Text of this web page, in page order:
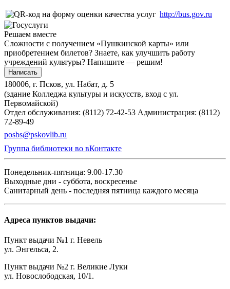
http://bus.gov.ru
Решаем вместе
Сложности с получением «Пушкинской карты» или
приобретением билетов? Знаете, как улучшить работу
учреждений культуры? Напишите — решим!
Написать
180006, г. Псков, ул. Набат, д. 5
(здание Колледжа культуры и искусств, вход с ул.
Первомайской)
Отдел обслуживания: (8112) 72-42-53 Администрация: (8112)
72-89-49
posbs@pskovlib.ru
Группа библиотеки во вКонтакте
Понедельник-пятница: 9.00-17.30
Выходные дни - суббота, воскресенье
Санитарный день - последняя пятница каждого месяца
Адреса пунктов выдачи:
Пункт выдачи №1 г. Невель
ул. Энгельса, 2.
Пункт выдачи №2 г. Великие Луки
ул. Новослободская, 10/1.